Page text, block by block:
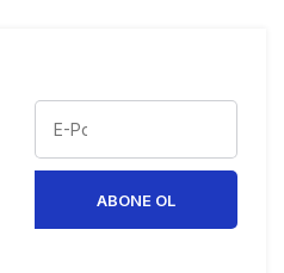
ABONE OL